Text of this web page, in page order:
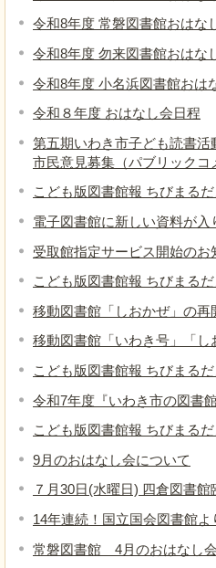
令和8年度 常磐図書館おはな
令和8年度 勿来図書館おはな
令和8年度 小名浜図書館おは
令和８年度 おはなし会日程
第五期いわき市子ども読書
市民意見募集（パブリック
こども版図書館報 ちびまる
電子図書館に新しい資料が入
受取館指定サービス開始のお
こども版図書館報 ちびまる
移動図書館「しおかぜ」の再
移動図書館「いわき号」「
こども版図書館報 ちびまる
令和7年度『いわき市の図書
こども版図書館報 ちびまる
9月のおはなし会について
７月30日(水曜日) 四倉図書
14年連続！国立国会図書館
常磐図書館 4月のおはなし